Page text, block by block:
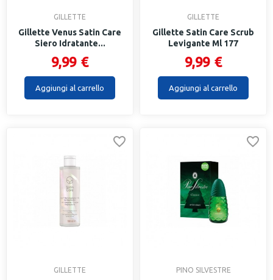
GILLETTE
Gillette Venus Satin Care
Siero Idratante...
9,99 €
Aggiungi al carrello
GILLETTE
Gillette Satin Care Scrub
Levigante Ml 177
9,99 €
Aggiungi al carrello
GILLETTE PINO SILVESTRE